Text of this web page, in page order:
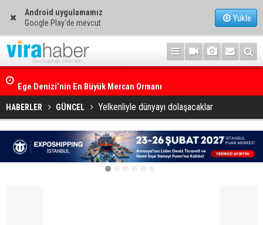
Android uygulamamız
Google Play'de mevcut
Yükle
Ege Denizi’nin En Büyük Mercan Ormanı
HABERLER GÜNCEL Yelkenliyle dünyayı dolaşacaklar